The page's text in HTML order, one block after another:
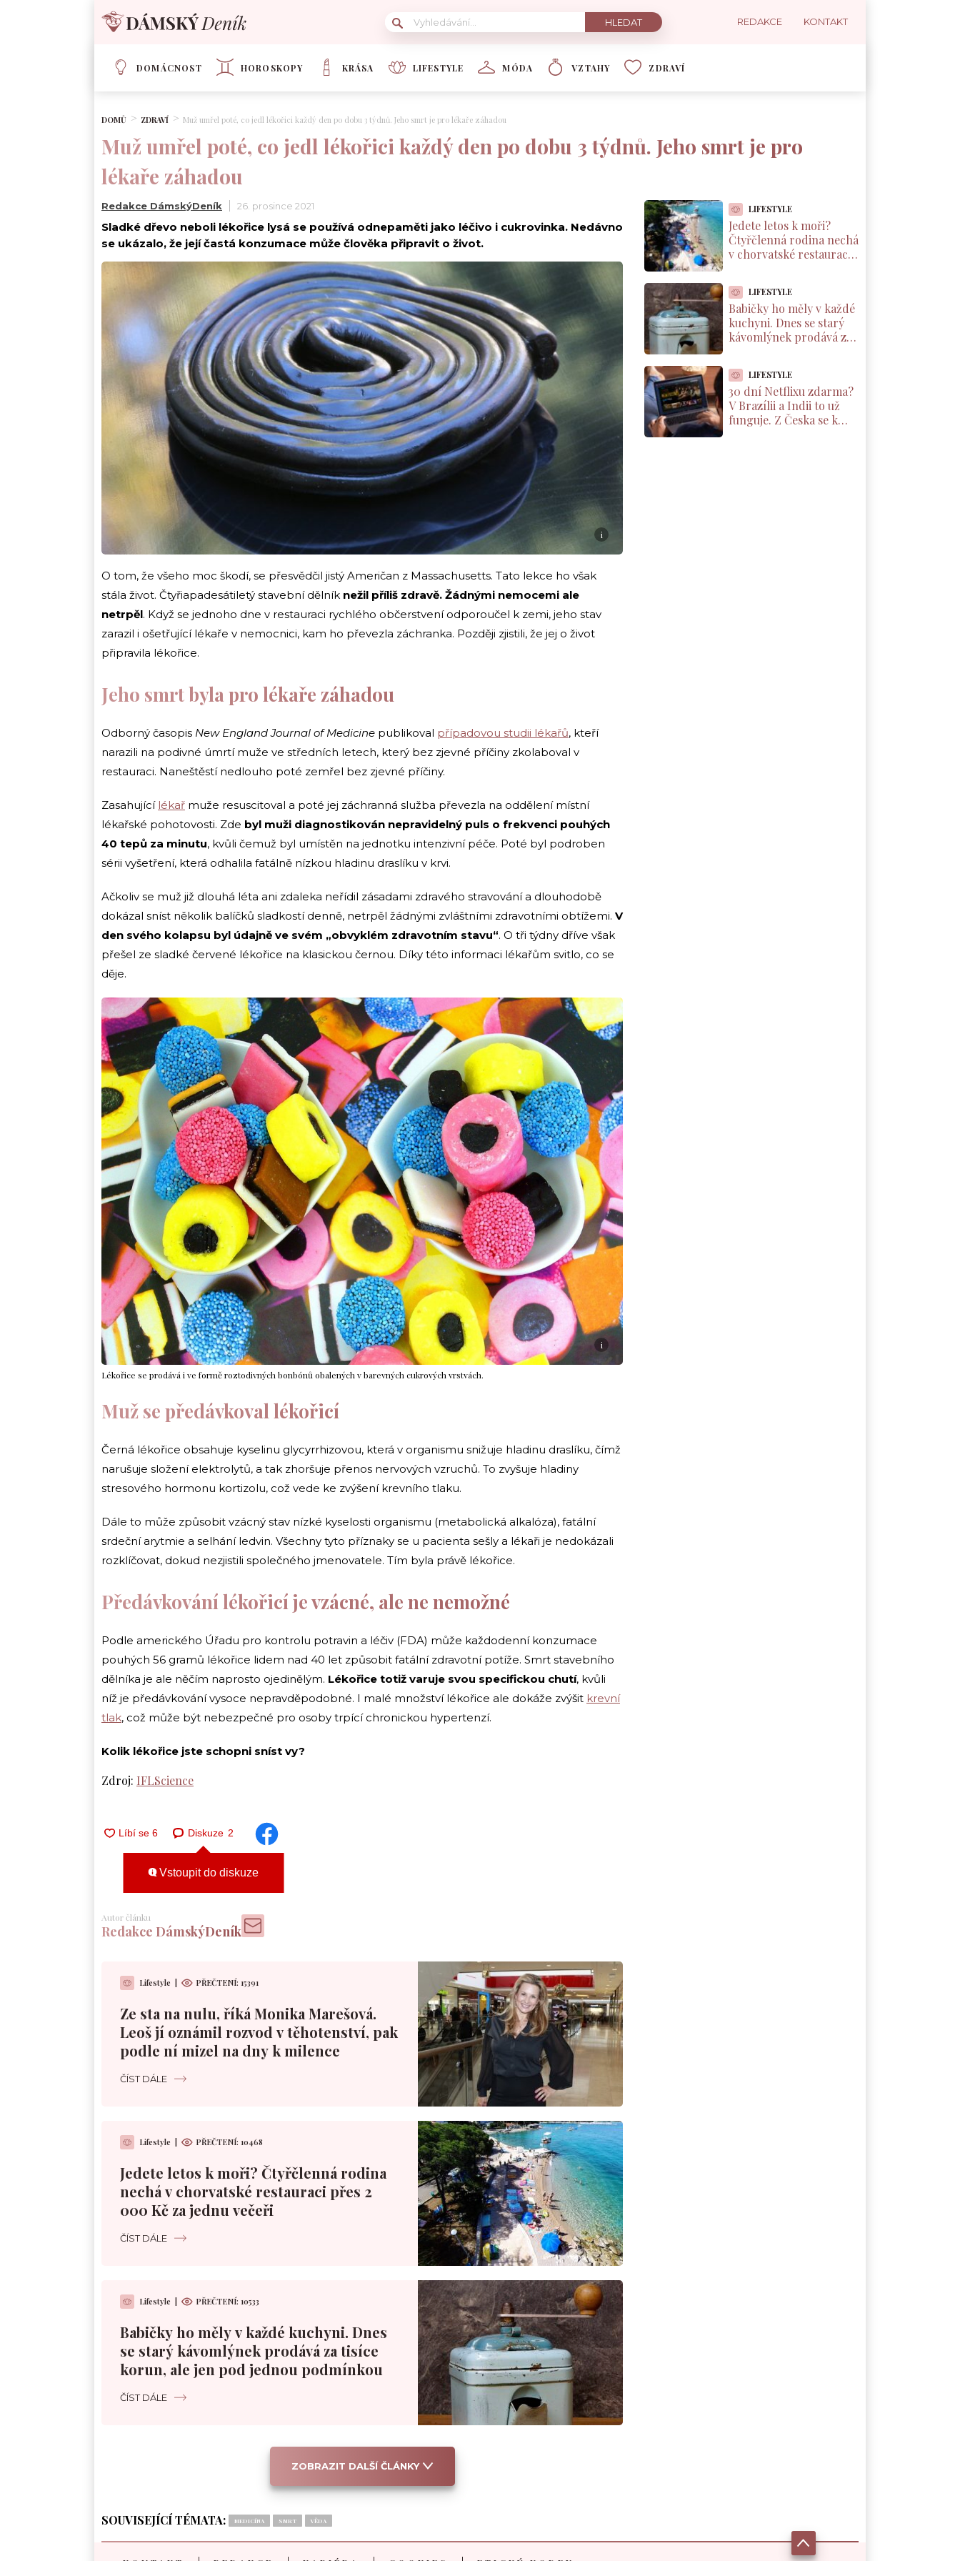
REDAKCE KONTAKT
DOMÁCNOST HOROSKOPY KRÁSA LIFESTYLE MÓDA VZTAHY ZDRAVÍ
DOMŮ ZDRAVÍ Muž umřel poté, co jedl lékořici každý den po dobu 3 týdnů. Jeho smrt je pro lékaře záhadou
Muž umřel poté, co jedl lékořici každý den po dobu 3 týdnů. Jeho smrt je pro
lékaře záhadou
Redakce DámskýDeník 26. prosince 2021
Sladké dřevo neboli lékořice lysá se používá odnepaměti jako léčivo i cukrovinka. Nedávno
se ukázalo, že její častá konzumace může člověka připravit o život.
i
O tom, že všeho moc škodí, se přesvědčil jistý Američan z Massachusetts. Tato lekce ho však
stála život. Čtyřiapadesátiletý stavební dělník nežil příliš zdravě. Žádnými nemocemi ale
netrpěl. Když se jednoho dne v restauraci rychlého občerstvení odporoučel k zemi, jeho stav
zarazil i ošetřující lékaře v nemocnici, kam ho převezla záchranka. Později zjistili, že jej o život
připravila lékořice.
Jeho smrt byla pro lékaře záhadou
Odborný časopis New England Journal of Medicine publikoval případovou studii lékařů, kteří
narazili na podivné úmrtí muže ve středních letech, který bez zjevné příčiny zkolaboval v
restauraci. Naneštěstí nedlouho poté zemřel bez zjevné příčiny.
Zasahující lékař muže resuscitoval a poté jej záchranná služba převezla na oddělení místní
lékařské pohotovosti. Zde byl muži diagnostikován nepravidelný puls o frekvenci pouhých
40 tepů za minutu, kvůli čemuž byl umístěn na jednotku intenzivní péče. Poté byl podroben
sérii vyšetření, která odhalila fatálně nízkou hladinu draslíku v krvi.
Ačkoliv se muž již dlouhá léta ani zdaleka neřídil zásadami zdravého stravování a dlouhodobě
dokázal sníst několik balíčků sladkostí denně, netrpěl žádnými zvláštními zdravotními obtížemi. V
den svého kolapsu byl údajně ve svém „obvyklém zdravotním stavu“. O tři týdny dříve však
přešel ze sladké červené lékořice na klasickou černou. Díky této informaci lékařům svitlo, co se
děje.
i
Lékořice se prodává i ve formě roztodivných bonbónů obalených v barevných cukrových vrstvách.
Muž se předávkoval lékořicí
Černá lékořice obsahuje kyselinu glycyrrhizovou, která v organismu snižuje hladinu draslíku, čímž
narušuje složení elektrolytů, a tak zhoršuje přenos nervových vzruchů. To zvyšuje hladiny
stresového hormonu kortizolu, což vede ke zvýšení krevního tlaku.
Dále to může způsobit vzácný stav nízké kyselosti organismu (metabolická alkalóza), fatální
srdeční arytmie a selhání ledvin. Všechny tyto příznaky se u pacienta sešly a lékaři je nedokázali
rozklíčovat, dokud nezjistili společného jmenovatele. Tím byla právě lékořice.
Předávkování lékořicí je vzácné, ale ne nemožné
Podle amerického Úřadu pro kontrolu potravin a léčiv (FDA) může každodenní konzumace
pouhých 56 gramů lékořice lidem nad 40 let způsobit fatální zdravotní potíže. Smrt stavebního
dělníka je ale něčím naprosto ojedinělým. Lékořice totiž varuje svou specifickou chutí, kvůli
níž je předávkování vysoce nepravděpodobné. I malé množství lékořice ale dokáže zvýšit krevní
tlak, což může být nebezpečné pro osoby trpící chronickou hypertenzí.
Kolik lékořice jste schopni sníst vy?
Zdroj: IFLScience
Diskuze 2
Vstoupit do diskuze
Autor článku
Redakce DámskýDeník
Lifestyle PŘEČTENÍ: 15391
Ze sta na nulu, říká Monika Marešová.
Leoš jí oznámil rozvod v těhotenství, pak
podle ní mizel na dny k milence
ČÍST DÁLE
Lifestyle PŘEČTENÍ: 10468
Jedete letos k moři? Čtyřčlenná rodina
nechá v chorvatské restauraci přes 2
000 Kč za jednu večeři
ČÍST DÁLE
Lifestyle PŘEČTENÍ: 10533
Babičky ho měly v každé kuchyni. Dnes
se starý kávomlýnek prodává za tisíce
korun, ale jen pod jednou podmínkou
ČÍST DÁLE
ZOBRAZIT DALŠÍ ČLÁNKY
SOUVISEJÍCÍ TÉMATA: MEDICÍNA SMRT VĚDA
LIFESTYLE
Jedete letos k moři?
Čtyřčlenná rodina nechá
v chorvatské restauraci
večeři
LIFESTYLE
Babičky ho měly v každé
kuchyni. Dnes se starý
kávomlýnek prodává za
jednou podmínkou
LIFESTYLE
30 dní Netflixu zdarma?
V Brazílii a Indii to už
funguje. Z Česka se k